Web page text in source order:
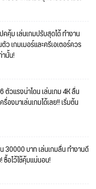
คุ้ม เล่นเกมปรับสุดได้ ทำงาน
เกมเมอร์และครีเอเตอร์ควร
นั้น!
ตัวแรงน่าโดน เล่นเกม 4K ลื่น
องมาเล่นเกมได้เลย!! เริ่มต้น
30000 บาท เล่นเกมลื่น ทำงานดี
อไว้ใช้คุ้มแน่นอน!